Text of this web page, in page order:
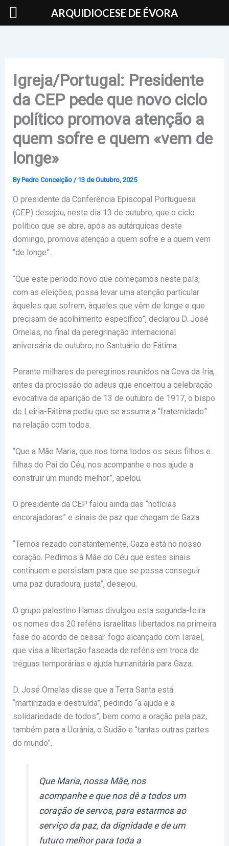
Skip
Igreja/Portugal: Presidente
da CEP pede que novo ciclo
político promova atenção a
quem sofre e quem «vem de
longe»
By Pedro Conceição / 13 de Outubro, 2025
O presidente da Conferência Episcopal Portuguesa
(CEP) desejou, neste dia 13 de outubro, que o ciclo
político que se abre, após as autárquicas deste
domingo, promova atenção a quem sofre e a quem vem
“de longe”.
“Que este período novo que começamos neste país,
com as eleições, possa levar uma atenção particular
àqueles que sofrem, àqueles que vêm de longe e que
precisam de acolhimento específico”, declarou D. José
Ornelas, no final da peregrinação internacional
aniversária de outubro, no Santuário de Fátima.
Perante milhares de peregrinos reunidos na Cova da Iria,
antes da procissão do adeus que encerrou a celebração
evocativa da aparição de 13 de outubro de 1917, o bispo
de Leiria-Fátima pediu que se assuma a “fraternidade”
na relação com todos.
“Que a Mãe Maria, que nos torna todos os seus filhos e
filhas do Pai do Céu, nos acompanhe e nos ajude a
construir um mundo melhor”, apelou.
O presidente da CEP falou ainda das “notícias
encorajadoras” e sinais de paz que chegam de Gaza.
“Temos rezado constantemente, Gaza está no nosso
coração. Pedimos à Mãe do Céu que estes sinais
continuem e persistam para que se possa conseguir
uma paz duradoura, justa”, desejou.
O grupo palestino Hamas divulgou esta segunda-feira
os nomes dos 20 reféns israelitas libertados na primeira
fase do acordo de cessar-fogo alcançado com Israel,
que visa a libertação faseada de reféns em troca de
tréguas temporárias e ajuda humanitária para Gaza.
D. José Ornelas disse que a Terra Santa está
“martirizada e destruída”, pedindo “a ajuda e a
solidariedade de todos”, bem como a oração pela paz,
também para a Ucrânia, o Sudão e “tantas outras partes
do mundo”.
Que Maria, nossa Mãe, nos
acompanhe e que nos dê a todos um
coração de servos, para estarmos ao
serviço da paz, da dignidade e de um
futuro melhor para toda a
ARQUIDIOCESE DE ÉVORA